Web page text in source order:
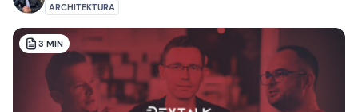
ARCHITEKTURA
3 MIN